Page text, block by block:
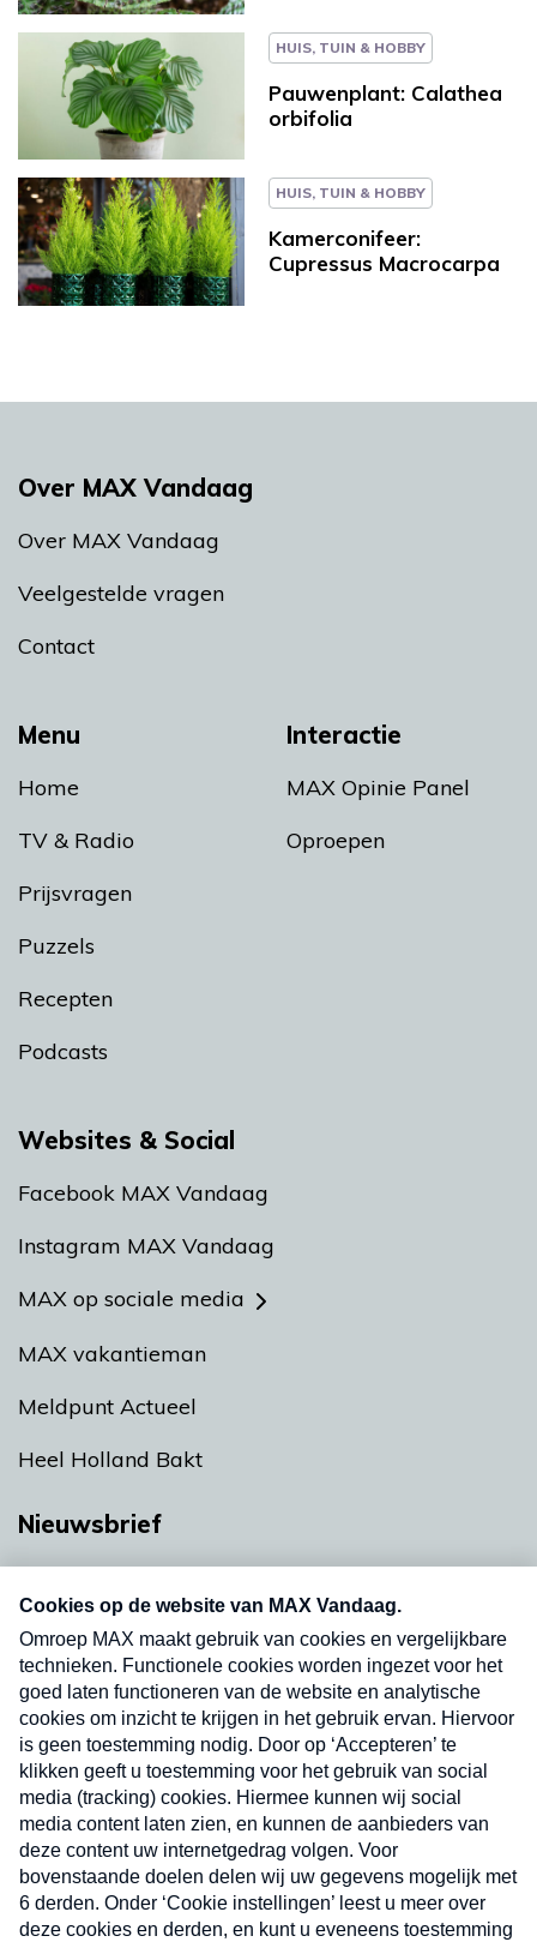
HUIS, TUIN & HOBBY
Pauwenplant: Calathea
orbifolia
HUIS, TUIN & HOBBY
Kamerconifeer:
Cupressus Macrocarpa
Menu
Home
TV & Radio
Prijsvragen
Puzzels
Recepten
Podcasts
Interactie
MAX Opinie Panel
Oproepen
Over MAX Vandaag
Over MAX Vandaag
Veelgestelde vragen
Contact
Websites & Social
Facebook MAX Vandaag
Instagram MAX Vandaag
MAX op sociale media
MAX vakantieman
Meldpunt Actueel
Heel Holland Bakt
Nieuwsbrief
Neem hier een gratis abonnement op onze
nieuwsbrief. Elke vrijdag- en dinsdagochtend in
uw mailbox.
Verzend
Nieuwsbrief